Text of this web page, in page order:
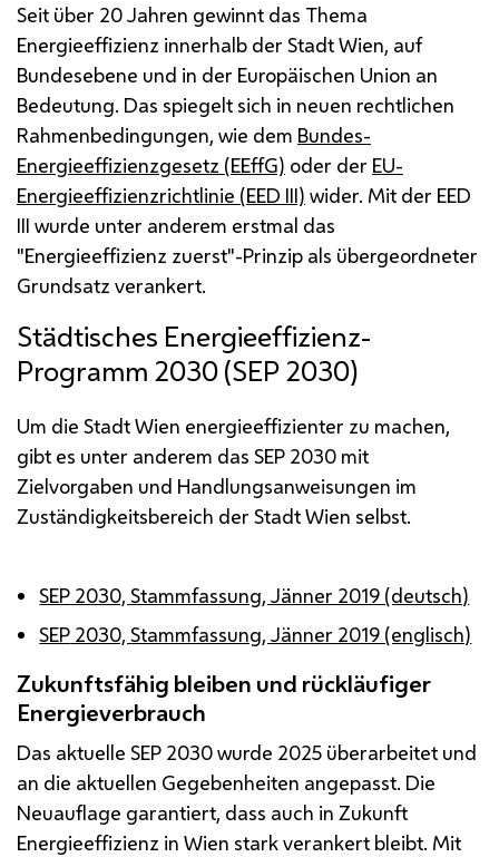
Seit über 20 Jahren gewinnt das Thema
Energieeffizienz innerhalb der Stadt Wien, auf
Bundesebene und in der Europäischen Union an
Bedeutung. Das spiegelt sich in neuen rechtlichen
Rahmenbedingungen, wie dem Bundes-
Energieeffizienzgesetz (EEffG) oder der EU-
Energieeffizienzrichtlinie (EED III) wider. Mit der EED
III wurde unter anderem erstmal das
"Energieeffizienz zuerst"-Prinzip als übergeordneter
Grundsatz verankert.
Städtisches Energieeffizienz-
Programm 2030 (SEP 2030)
Um die Stadt Wien energieeffizienter zu machen,
gibt es unter anderem das SEP 2030 mit
Zielvorgaben und Handlungsanweisungen im
Zuständigkeitsbereich der Stadt Wien selbst.
SEP 2030, Stammfassung, Jänner 2019 (deutsch)
SEP 2030, Stammfassung, Jänner 2019 (englisch)
Zukunftsfähig bleiben und rückläufiger
Energieverbrauch
Das aktuelle SEP 2030 wurde 2025 überarbeitet und
an die aktuellen Gegebenheiten angepasst. Die
Neuauflage garantiert, dass auch in Zukunft
Energieeffizienz in Wien stark verankert bleibt. Mit